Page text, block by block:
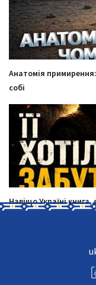
Анатомія
собі
Навіщо Україні книга,